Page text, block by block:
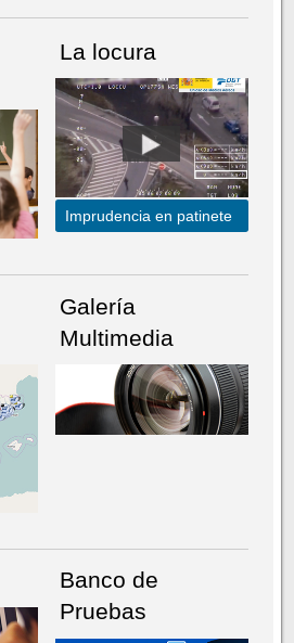
La locura
Imprudencia en patinete
Galería
Multimedia
Banco de
Pruebas